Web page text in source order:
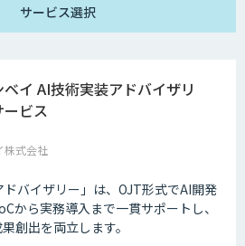
サービス選択
ベイ AI技術実装アドバイザリ
ービス
株式会社
ドバイザリー」は、OJT形式でAI開発
から実務導入まで一貫サポートし、
創出を両立します。